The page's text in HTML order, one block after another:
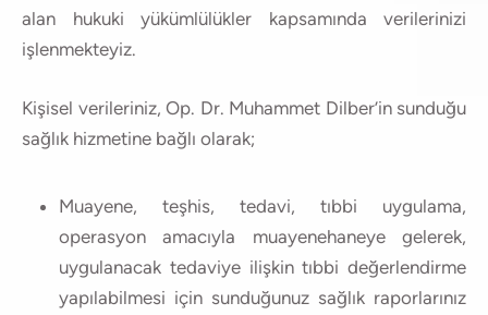
alan hukuki yükümlülükler kapsamında verilerinizi
işlenmekteyiz.
Kişisel verileriniz, Op. Dr. Muhammet Dilber’in sunduğu
sağlık hizmetine bağlı olarak;
Muayene, teşhis, tedavi, tıbbi uygulama,
operasyon amacıyla muayenehaneye gelerek,
uygulanacak tedaviye ilişkin tıbbi değerlendirme
yapılabilmesi için sunduğunuz sağlık raporlarınız